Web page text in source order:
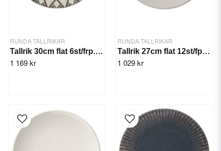
RUNDA TALLRIKAR
Tallrik 30cm flat 6st/frp. Heritage
1 169 kr
RUNDA TALLRIKAR
Tallrik 27cm flat 12st/fp. Frame
1 029 kr